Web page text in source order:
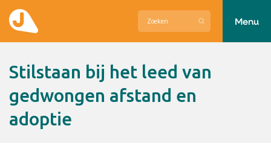
Over Jeugdzorg Nederland
Menu
Stilstaan bij het leed van
gedwongen afstand en
adoptie